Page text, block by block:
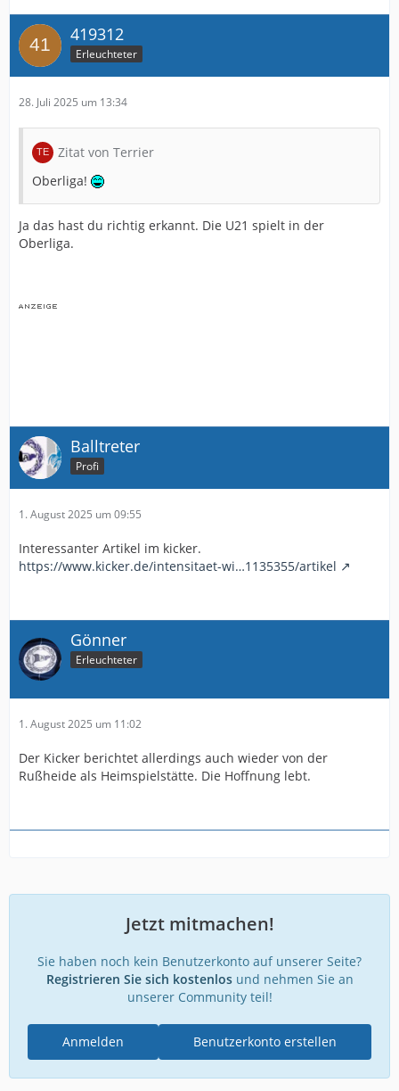
419312
Erleuchteter
28. Juli 2025 um 13:34
Zitat von Terrier
Oberliga!
Ja das hast du richtig erkannt. Die U21 spielt in der
Oberliga.
Balltreter
Profi
1. August 2025 um 09:55
Interessanter Artikel im kicker.
https://www.kicker.de/intensitaet-wi…1135355/artikel
Gönner
Erleuchteter
1. August 2025 um 11:02
Der Kicker berichtet allerdings auch wieder von der
Rußheide als Heimspielstätte. Die Hoffnung lebt.
Jetzt mitmachen!
Sie haben noch kein Benutzerkonto auf unserer Seite?
Registrieren Sie sich kostenlosund nehmen Sie an
unserer Community teil!
Benutzerkonto erstellen
Anmelden